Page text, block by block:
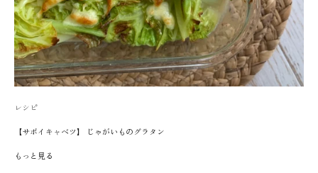
レシピ
【サボイキャベツ】 じゃがいものグラタン
もっと見る